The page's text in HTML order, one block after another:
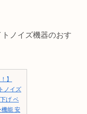
ノイズ機器のおす
】
ノイズ
げ ベ
機能 安